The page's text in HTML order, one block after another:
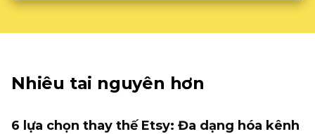
Nhiêu tai nguyên hơn
6 lựa chọn thay thế Etsy: Đa dạng hóa kênh